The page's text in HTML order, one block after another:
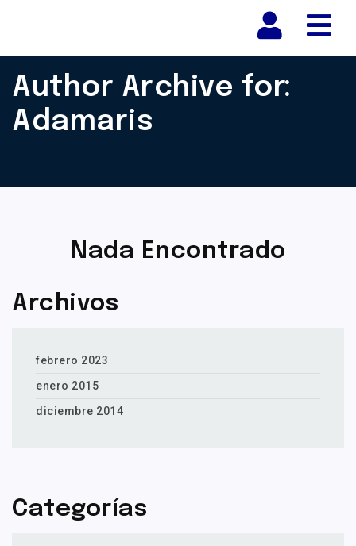
Author Archive for:
Adamaris
Nada Encontrado
Archivos
febrero 2023
enero 2015
diciembre 2014
Categorías